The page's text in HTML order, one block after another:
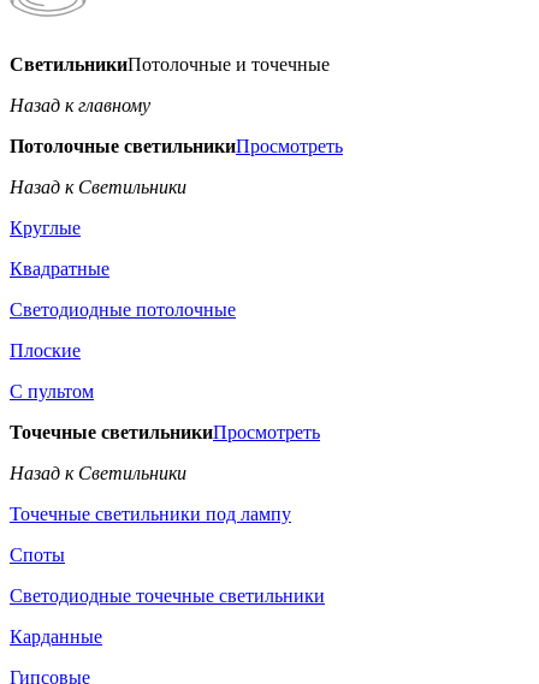
СветильникиПотолочные и точечные
Назад к главному
Потолочные светильникиПросмотреть
Назад к Светильники
Круглые
Квадратные
Светодиодные потолочные
Плоские
С пультом
Точечные светильникиПросмотреть
Назад к Светильники
Точечные светильники под лампу
Споты
Светодиодные точечные светильники
Карданные
Гипсовые